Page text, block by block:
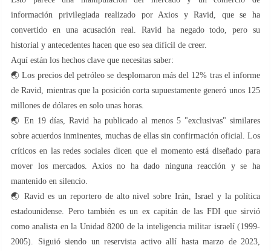
información privilegiada realizado por Axios y Ravid, que se ha
convertido en una acusación real. Ravid ha negado todo, pero su
historial y antecedentes hacen que eso sea difícil de creer.
Aquí están los hechos clave que necesitas saber:
🌏 Los precios del petróleo se desplomaron más del 12% tras el informe
de Ravid, mientras que la posición corta supuestamente generó unos 125
millones de dólares en solo unas horas.
🌏 En 19 días, Ravid ha publicado al menos 5 "exclusivas" similares
sobre acuerdos inminentes, muchas de ellas sin confirmación oficial. Los
críticos en las redes sociales dicen que el momento está diseñado para
mover los mercados. Axios no ha dado ninguna reacción y se ha
mantenido en silencio.
🌏 Ravid es un reportero de alto nivel sobre Irán, Israel y la política
estadounidense. Pero también es un ex capitán de las FDI que sirvió
como analista en la Unidad 8200 de la inteligencia militar israelí (1999-
2005). Siguió siendo un reservista activo allí hasta marzo de 2023,